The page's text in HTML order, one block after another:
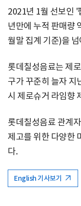
2021년 1월 선보인
년만에 누적 판매량
월말 집계 기준)을
롯데칠성음료는 제
구가 꾸준히 늘자 지
시 제로슈거 라임향
롯데칠성음료 관계
제고를 위한 다양한
다.
English 기사보기